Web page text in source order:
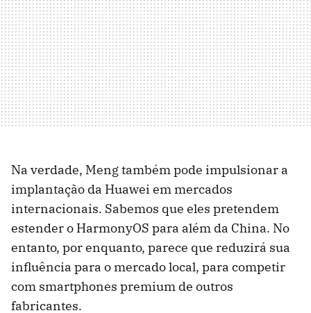
Na verdade, Meng também pode impulsionar a
implantação da Huawei em mercados
internacionais. Sabemos que eles pretendem
estender o HarmonyOS para além da China. No
entanto, por enquanto, parece que reduzirá sua
influência para o mercado local, para competir
com smartphones premium de outros
fabricantes.